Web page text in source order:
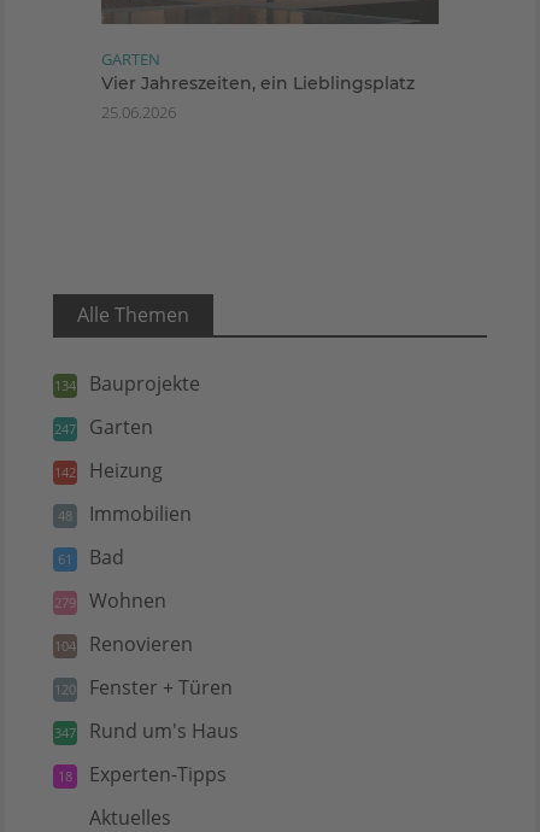
GARTEN
Vier Jahreszeiten, ein Lieblingsplatz
25.06.2026
Alle Themen
134 Bauprojekte
247 Garten
142 Heizung
48 Immobilien
61 Bad
279 Wohnen
104 Renovieren
120 Fenster + Türen
347 Rund um's Haus
18 Experten-Tipps
Aktuelles